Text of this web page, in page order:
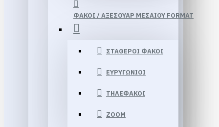
ΦΑΚΟΙ / ΑΞΕΣΟΥΑΡ ΜΕΣΑΙΟΥ FORMAT
ΣΤΑΘΕΡΟΙ ΦΑΚΟΙ
ΕΥΡΥΓΩΝΙΟΙ
ΤΗΛΕΦΑΚΟΙ
ΖΟΟΜ